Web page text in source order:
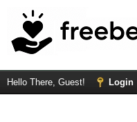
Hello There, Guest! Login